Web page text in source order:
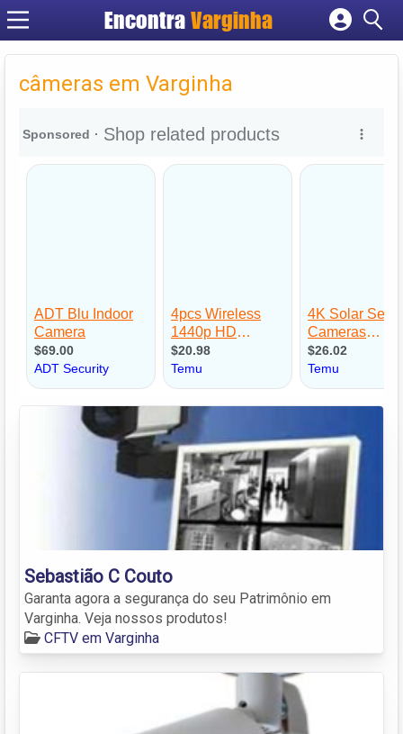
EncontraVarginha
Cadastrar empresa
Criar conta
câmeras em Varginha
Sebastião C Couto
Garanta agora a segurança do seu Patrimônio em
Varginha. Veja nossos produtos!
CFTV em Varginha